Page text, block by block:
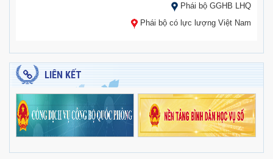
Phái bộ GGHB LHQ
Phái bộ có lực lượng Việt Nam
LIÊN KẾT